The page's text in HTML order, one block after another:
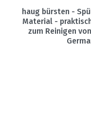
haug bürsten -
Material -
zum Reinigen